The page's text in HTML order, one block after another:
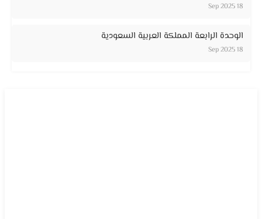
18 Sep 2025
الوحدة الرابعة المملكة العربية السعودية
18 Sep 2025